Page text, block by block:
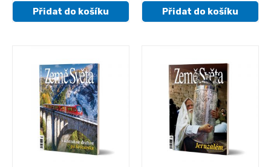
Přidat do košíku Přidat do košíku